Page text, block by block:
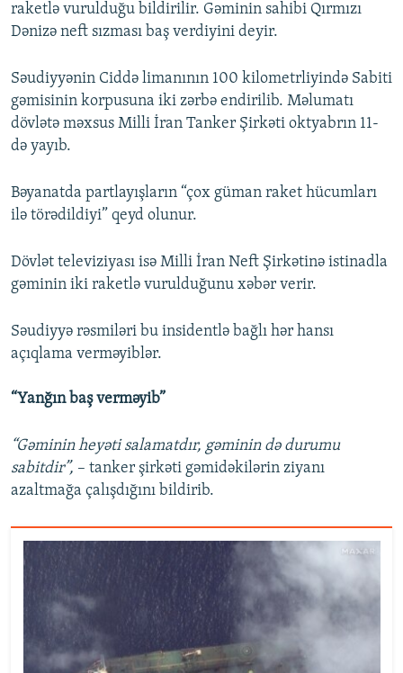
raketlə vurulduğu bildirilir. Gəminin sahibi Qırmızı
Dənizə neft sızması baş verdiyini deyir.
Səudiyyənin Ciddə limanının 100 kilometrliyində Sabiti
gəmisinin korpusuna iki zərbə endirilib. Məlumatı
dövlətə məxsus Milli İran Tanker Şirkəti oktyabrın 11-
də yayıb.
Bəyanatda partlayışların “çox güman raket hücumları
ilə törədildiyi” qeyd olunur.
Dövlət televiziyası isə Milli İran Neft Şirkətinə istinadla
gəminin iki raketlə vurulduğunu xəbər verir.
Səudiyyə rəsmiləri bu insidentlə bağlı hər hansı
açıqlama verməyiblər.
“Yanğın baş verməyib”
“Gəminin heyəti salamatdır, gəminin də durumu
sabitdir”, – tanker şirkəti gəmidəkilərin ziyanı
azaltmağa çalışdığını bildirib.